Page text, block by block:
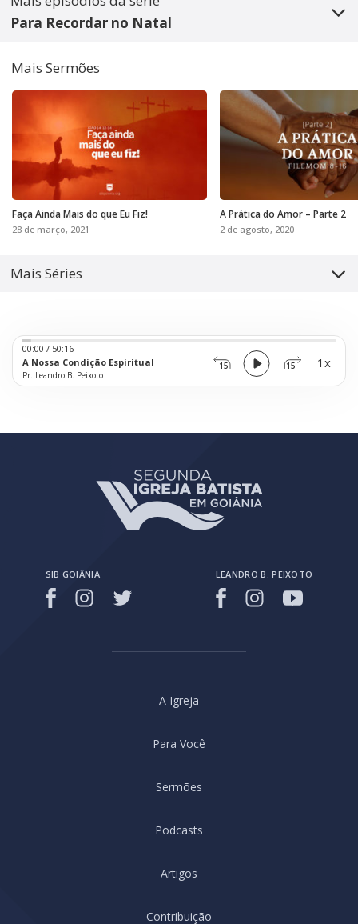
Para Recordar no Natal
Mais Sermões
Faça Ainda Mais do que Eu Fiz!
28 de março, 2021
A Prática do Amor – Parte 2
2 de agosto, 2020
Mais Séries
A Nossa Condição Espiritual
Pr. Leandro B. Peixoto
Audio
Player
15 15
00:00 / 50:16
1x
SIB GOIÂNIA LEANDRO B. PEIXOTO
A Igreja
Para Você
Sermões
Podcasts
Artigos
Contribuição